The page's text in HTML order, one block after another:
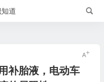
道
补胎液，电动车